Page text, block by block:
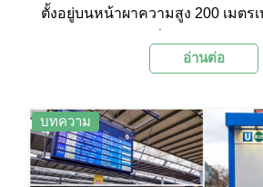
ตั้งอยู่บนหน้าผาความสูง 200 เมตร
เยอรมนีใกล้กับเมืองมิวนิค เป็นพระ
Bavaria) ตัวปราสาทสร้างขึ้นด้วย
โรมาเนสก์ (Romanesque Revival
มีความสวยงามโอ่อ่าอลังการในแ
อ่านต่อ
บทความ